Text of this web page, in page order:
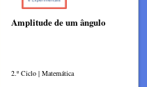
Amplitude de um ângulo
2.º Ciclo | Matemática